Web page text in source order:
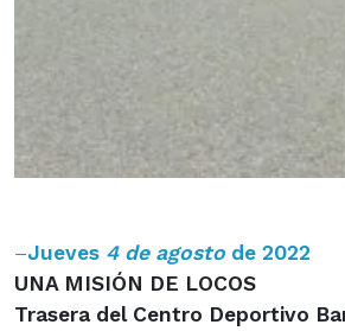
–Jueves 4 de agosto de 2022
UNA MISIÓN DE LOCOS
Trasera del Centro Deportivo